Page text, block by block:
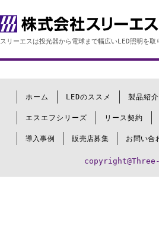
スリーエスは投光器から電球まで幅広いLED照明を取
ホーム LEDのススメ 製品紹介
エスエフシリーズ リース契約
導入事例 販売店募集 お問い合